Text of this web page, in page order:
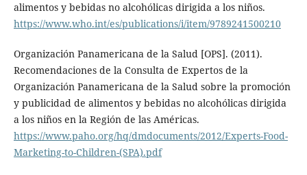
alimentos y bebidas no alcohólicas dirigida a los niños.
https://www.who.int/es/publications/i/item/9789241500210
Organización Panamericana de la Salud [OPS]. (2011).
Recomendaciones de la Consulta de Expertos de la
Organización Panamericana de la Salud sobre la promoción
y publicidad de alimentos y bebidas no alcohólicas dirigida
a los niños en la Región de las Américas.
https://www.paho.org/hq/dmdocuments/2012/Experts-Food-
Marketing-to-Children-(SPA).pdf